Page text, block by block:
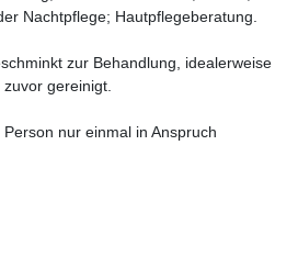
Nachtpflege; Hautpflegeberatung.
zur Behandlung, idealerweise
gereinigt.
nur einmal in Anspruch